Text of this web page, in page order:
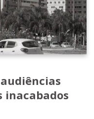
inacabados